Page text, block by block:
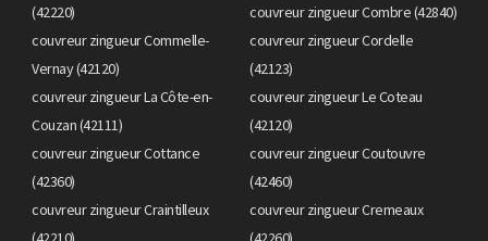
(42220)
couvreur zingueur Combre (42840)
couvreur zingueur Commelle-
Vernay (42120)
couvreur zingueur Cordelle
(42123)
couvreur zingueur La Côte-en-
Couzan (42111)
couvreur zingueur Le Coteau
(42120)
couvreur zingueur Cottance
(42360)
couvreur zingueur Coutouvre
(42460)
couvreur zingueur Craintilleux
couvreur zingueur Cremeaux